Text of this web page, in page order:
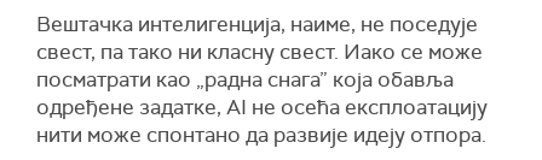
Вештачка интелигенција, наиме, не поседује
свест, па тако ни класну свест. Иако се може
посматрати као „радна снага” која обавља
одређене задатке, AI не осећа експлоатацију
нити може спонтано да развије идеју отпора.